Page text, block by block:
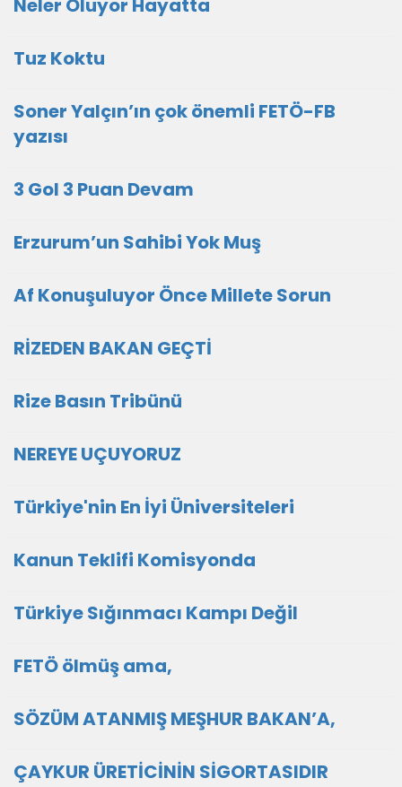
Neler Oluyor Hayatta
Tuz Koktu
Soner Yalçın’ın çok önemli FETÖ-FB
yazısı
3 Gol 3 Puan Devam
Erzurum’un Sahibi Yok Muş
Af Konuşuluyor Önce Millete Sorun
RİZEDEN BAKAN GEÇTİ
Rize Basın Tribünü
NEREYE UÇUYORUZ
Türkiye'nin En İyi Üniversiteleri
Kanun Teklifi Komisyonda
Türkiye Sığınmacı Kampı Değil
FETÖ ölmüş ama,
SÖZÜM ATANMIŞ MEŞHUR BAKAN’A,
ÇAYKUR ÜRETİCİNİN SİGORTASIDIR